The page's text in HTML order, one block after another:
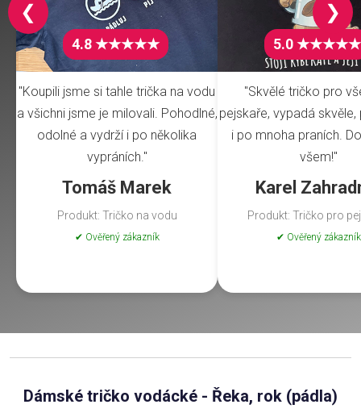
4.8 ★★★★★
"Koupili jsme si tahle trička na vodu
a všichni jsme je milovali. Pohodlné,
odolné a vydrží i po několika
vypráních."
Tomáš Marek
Produkt: Tričko na vodu
✔ Ověřený zákazník
5.0 ★★★★★
"Skvělé tričko pro
pejskaře, vypadá
i po mnoha praních.
všem!"
Karel
Produkt: Tričko pro
✔ Ověřený zákazník
❮ ❯
Dámské tričko vodácké - Řeka, rok (pádla)